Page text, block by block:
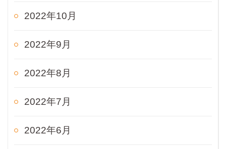
2022年10月
2022年9月
2022年8月
2022年7月
2022年6月